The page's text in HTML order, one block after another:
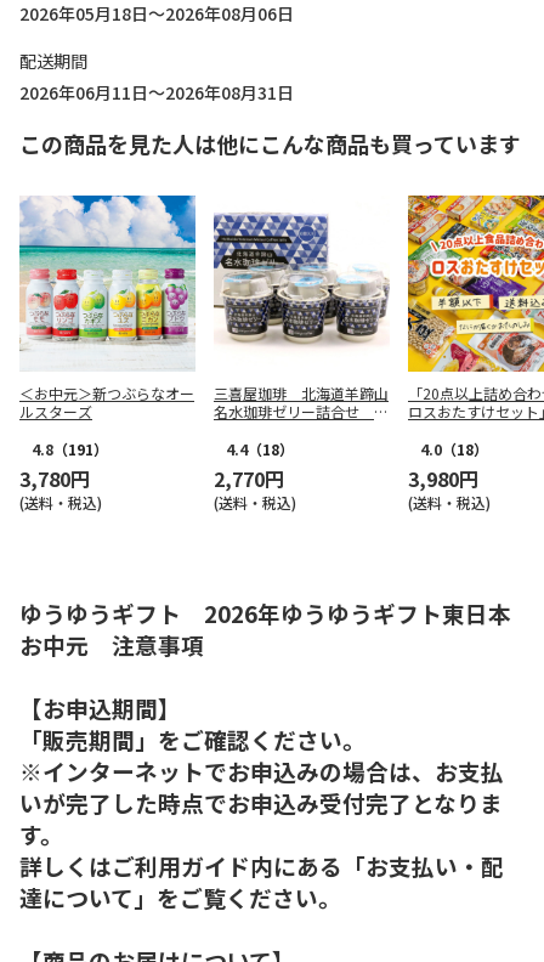
2026年05月18日～2026年08月06日
配送期間
2026年06月11日～2026年08月31日
この商品を見た人は他にこんな商品も買っています
＜お中元＞新つぶらなオー
ルスターズ
4.8 （191）
3,780円
(送料・税込)
三喜屋珈琲 北海道羊蹄山
名水珈琲ゼリー詰合せ M
4.4（18）
2,770円
(送料・税込)
「20点以上詰め合
ロスおたすけセット
4.0 （18）
3,980円
(送料・税込)
ゆうゆうギフト 2026年ゆうゆうギフト東日本
お中元 注意事項
【お申込期間】
「販売期間」をご確認ください。
※インターネットでお申込みの場合は、お支払
いが完了した時点でお申込み受付完了となりま
す。
詳しくはご利用ガイド内にある「お支払い・配
達について」をご覧ください。